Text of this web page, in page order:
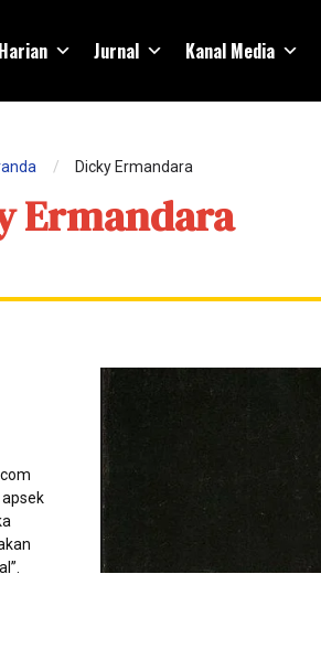
Harian Jurnal Kanal Media
/ Dicky Ermandara
Ermandara